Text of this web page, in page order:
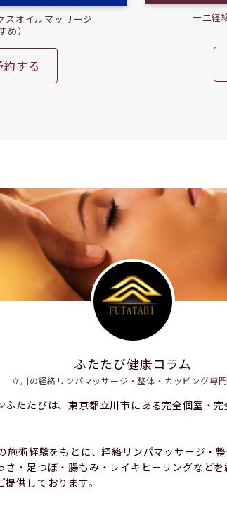
スオイルマッサージ
め）
する
十二経
ふたたび健康コラム
立川の経絡リンパマッサージ・整体・カッピング専
ふたたびは、東京都立川市にある完全個室・
施術経験をもとに、経絡リンパマッサージ・
さ・足つぼ・腸もみ・レイキヒーリングなど
供しております。